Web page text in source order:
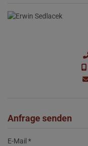
Anfrage senden
E-Mail